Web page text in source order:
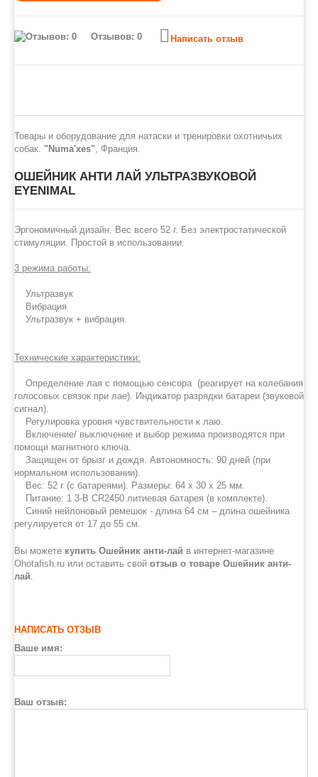
Отзывов: 0 Написать отзыв
Товары и оборудование для натаски и тренировки охотничьих
собак. "Numa'xes", Франция.
ОШЕЙНИК АНТИ ЛАЙ УЛЬТРАЗВУКОВОЙ
EYENIMAL
Эргономичный дизайн. Вес всего 52 г. Без электростатической
стимуляции. Простой в использовании.
3 режима работы:
Ультразвук
Вибрация
Ультразвук + вибрация.
Технические характеристики:
Определение лая с помощью сенсора (реагирует на колебания
голосовых связок при лае). Индикатор разрядки батареи (звуковой
сигнал).
Регулировка уровня чувствительности к лаю.
Включение/ выключение и выбор режима производятся при
помощи магнитного ключа.
Защищен от брызг и дождя. Автономность: 90 дней (при
нормальном использовании).
Вес: 52 г (с батареями). Размеры: 64 x 30 x 25 мм.
Питание: 1 3-В CR2450 литиевая батарея (в комплекте).
Синий нейлоновый ремешок - длина 64 см – длина ошейника
регулируется от 17 до 55 см.
Вы можете купить Ошейник анти-лай в интернет-магазине
Ohotafish.ru или оставить свой отзыв о товаре Ошейник анти-
лай.
НАПИСАТЬ ОТЗЫВ
Ваше имя:
Ваш отзыв: